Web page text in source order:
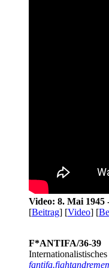
Video: 8. Mai
[Beitrag] [Video] [
F*ANTIFA/36-39